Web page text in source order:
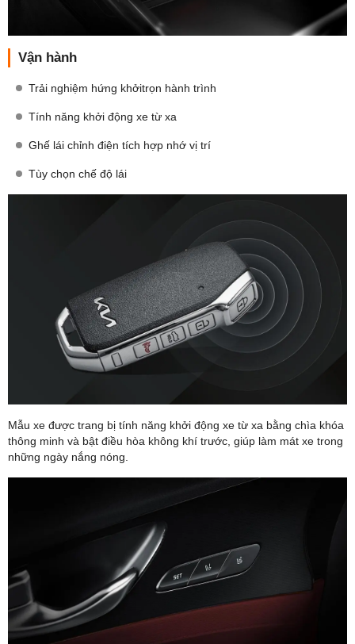
Vận hành
Trải nghiệm hứng khởitrọn hành trình
Tính năng khởi động xe từ xa
Ghế lái chỉnh điện tích hợp nhớ vị trí
Tùy chọn chế độ lái
Mẫu xe được trang bị tính năng khởi động xe từ xa bằng chìa khóa
thông minh và bật điều hòa không khí trước, giúp làm mát xe trong
những ngày nắng nóng.